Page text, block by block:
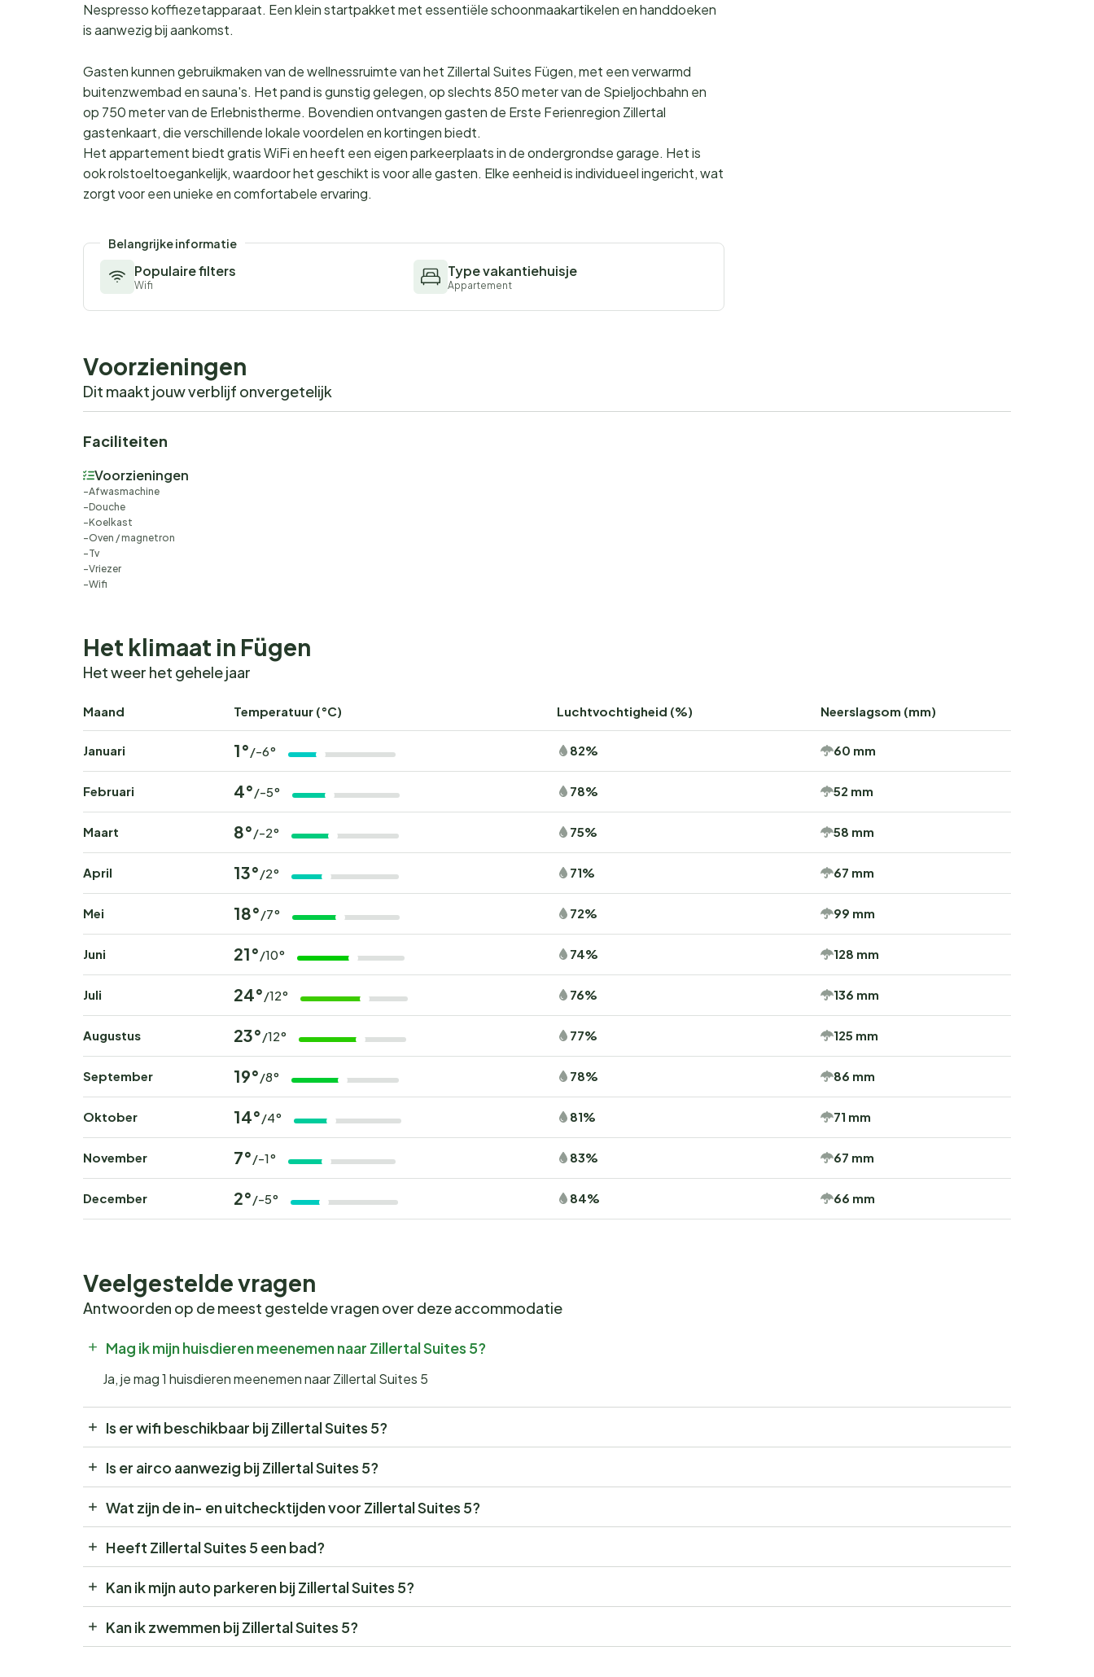
Nespresso koffiezetapparaat. Een klein startpakket met essentiële schoonmaakartikelen en handdoeken
is aanwezig bij aankomst.
Gasten kunnen gebruikmaken van de wellnessruimte van het Zillertal Suites Fügen, met een verwarmd
buitenzwembad en sauna's. Het pand is gunstig gelegen, op slechts 850 meter van de Spieljochbahn en
op 750 meter van de Erlebnistherme. Bovendien ontvangen gasten de Erste Ferienregion Zillertal
gastenkaart, die verschillende lokale voordelen en kortingen biedt.
Het appartement biedt gratis WiFi en heeft een eigen parkeerplaats in de ondergrondse garage. Het is
ook rolstoeltoegankelijk, waardoor het geschikt is voor alle gasten. Elke eenheid is individueel ingericht, wat
zorgt voor een unieke en comfortabele ervaring.
Belangrijke informatie
Populaire filters
Wifi
Type vakantiehuisje
Appartement
Voorzieningen
Dit maakt jouw verblijf onvergetelijk
Faciliteiten
Voorzieningen
Afwasmachine
Douche
Koelkast
Oven / magnetron
Tv
Vriezer
Wifi
Het klimaat in Fügen
Het weer het gehele jaar
Maand Temperatuur (°C) Luchtvochtigheid (%) Neerslagsom (mm)
Januari 1° /-6° 82% 60 mm
Februari 4° /-5° 78% 52 mm
Maart 8° /-2° 75% 58 mm
April 13° /2° 71% 67 mm
Mei 18° /7° 72% 99 mm
Juni 21° /10° 74% 128 mm
Juli 24° /12° 76% 136 mm
Augustus 23° /12° 77% 125 mm
September 19° /8° 78% 86 mm
Oktober 14° /4° 81% 71 mm
November 7° /-1° 83% 67 mm
December 2° /-5° 84% 66 mm
Veelgestelde vragen
Antwoorden op de meest gestelde vragen over deze accommodatie
Mag ik mijn huisdieren meenemen naar Zillertal Suites 5?
Ja, je mag 1 huisdieren meenemen naar Zillertal Suites 5
Is er wifi beschikbaar bij Zillertal Suites 5?
Is er airco aanwezig bij Zillertal Suites 5?
Wat zijn de in- en uitchecktijden voor Zillertal Suites 5?
Heeft Zillertal Suites 5 een bad?
Kan ik mijn auto parkeren bij Zillertal Suites 5?
Kan ik zwemmen bij Zillertal Suites 5?